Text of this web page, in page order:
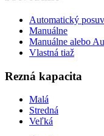
Automatický posuv
Manuálne
Manuálne alebo
Vlastná tiaž
Rezná kapacita
Malá
Stredná
Veľká